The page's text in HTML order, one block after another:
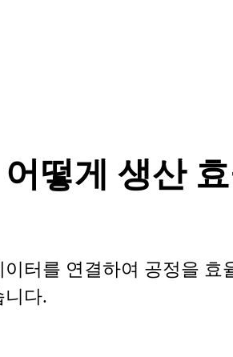
떻게 생산
터를 연결하여 공정을
니다.